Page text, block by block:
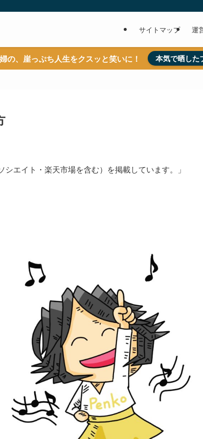
サイトマップ 運
の、崖っぷち人生をクスッと笑いに！ 本気で晒した
エイト・楽天市場を含む）を掲載しています。」